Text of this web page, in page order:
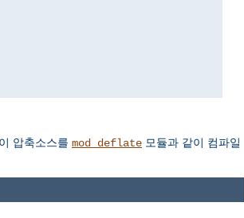
압축소스를 mod_deflate 모듈과 같이 컴파일